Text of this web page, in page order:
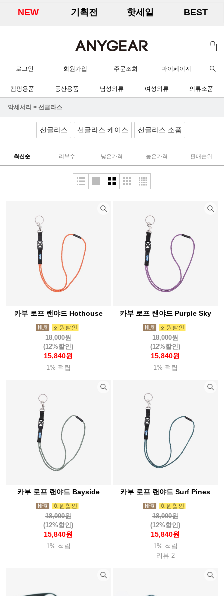
NEW 기획전 핫세일 BEST
로그인 회원가입 주문조회 마이페이지
캠핑용품 등산용품 남성의류 여성의류 의류소품
악세서리 > 선글라스
선글라스 선글라스 케이스 선글라스 소품
최신순 리뷰수 낮은가격 높은가격 판매순위
카부 로프 랜야드 Hothouse
18,000원
(12%할인)
15,840원
1% 적립
카부 로프 랜야드 Purple Sky
18,000원
(12%할인)
15,840원
1% 적립
카부 로프 랜야드 Bayside
18,000원
(12%할인)
15,840원
1% 적립
카부 로프 랜야드 Surf Pines
18,000원
(12%할인)
15,840원
1% 적립
리뷰 2